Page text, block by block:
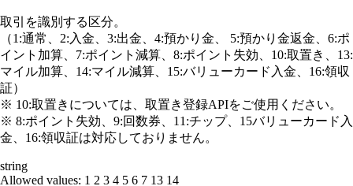
取引を識別する区分。
（1:通常、2:入金、3:出金、4:預かり金、 5:預かり金返金、6:ポ
イント加算、7:ポイント減算、8:ポイント失効、10:取置き、13:
マイル加算、14:マイル減算、15:バリューカード入金、16:領収
証）
※ 10:取置きについては、取置き登録APIをご使用ください。
※ 8:ポイント失効、9:回数券、11:チップ、15バリューカード入
金、16:領収証は対応しておりません。
string
Allowed values: 1 2 3 4 5 6 7 13 14